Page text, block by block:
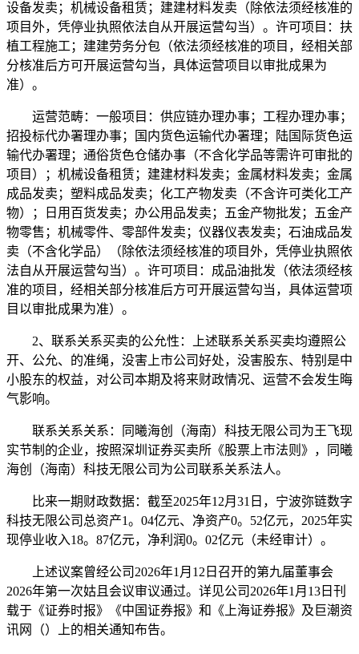
设备发卖；机械设备租赁；建建材料发卖（除依法须经核准的
项目外，凭停业执照依法自从开展运营勾当）。许可项目：扶
植工程施工；建建劳务分包（依法须经核准的项目，经相关部
分核准后方可开展运营勾当，具体运营项目以审批成果为
准）。
运营范畴：一般项目：供应链办理办事；工程办理办事；
招投标代办署理办事；国内货色运输代办署理；陆国际货色运
输代办署理；通俗货色仓储办事（不含化学品等需许可审批的
项目）；机械设备租赁；建建材料发卖；金属材料发卖；金属
成品发卖；塑料成品发卖；化工产物发卖（不含许可类化工产
物）；日用百货发卖；办公用品发卖；五金产物批发；五金产
物零售；机械零件、零部件发卖；仪器仪表发卖；石油成品发
卖（不含化学品）（除依法须经核准的项目外，凭停业执照依
法自从开展运营勾当）。许可项目：成品油批发（依法须经核
准的项目，经相关部分核准后方可开展运营勾当，具体运营项
目以审批成果为准）。
2、联系关系买卖的公允性：上述联系关系买卖均遵照公
开、公允、的准绳，没害上市公司好处，没害股东、特别是中
小股东的权益，对公司本期及将来财政情况、运营不会发生晦
气影响。
联系关系关系：同曦海创（海南）科技无限公司为王飞现
实节制的企业，按照深圳证券买卖所《股票上市法则》，同曦
海创（海南）科技无限公司为公司联系关系法人。
比来一期财政数据：截至2025年12月31日，宁波弥链数字
科技无限公司总资产1。04亿元、净资产0。52亿元，2025年实
现停业收入18。87亿元，净利润0。02亿元（未经审计）。
上述议案曾经公司2026年1月12日召开的第九届董事会
2026年第一次姑且会议审议通过。详见公司2026年1月13日刊
载于《证券时报》《中国证券报》和《上海证券报》及巨潮资
讯网（）上的相关通知布告。